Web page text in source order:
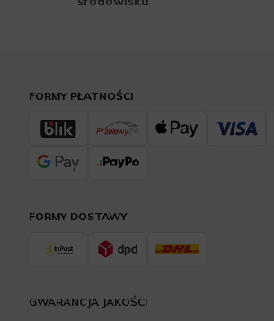
FORMY DOSTAWY
FORMY PŁATNOŚCI
GWARANCJA JAKOŚCI